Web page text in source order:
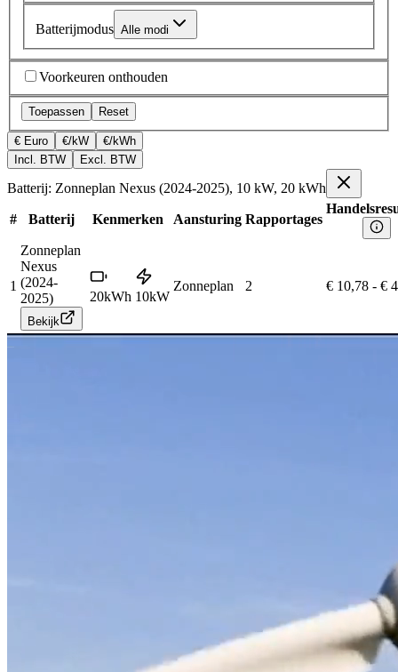
Batterijmodus Alle modi
Voorkeuren onthouden
Toepassen Reset
€ Euro €/kW
€/kWh
Incl. BTW
Excl. BTW
Batterij: Zonneplan Nexus (2024-2025), 10 kW, 20 kWh
# Batterij Kenmerken Aansturing Rapportages
1
Zonneplan
Nexus
(2024-
2025)
Bekijk
20kWh 10kW
Zonneplan 2 € 10,78 - €